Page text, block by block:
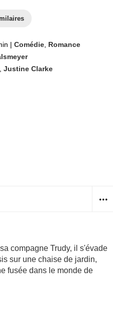
| Comédie Romance
Justine Clarke
compagne Trudy, il s'évade
sur une chaise de jardin,
fusée dans le monde de